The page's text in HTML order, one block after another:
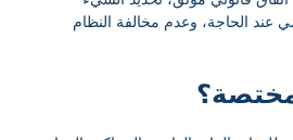
عند الحاجة، وعدم مخالفة النظام